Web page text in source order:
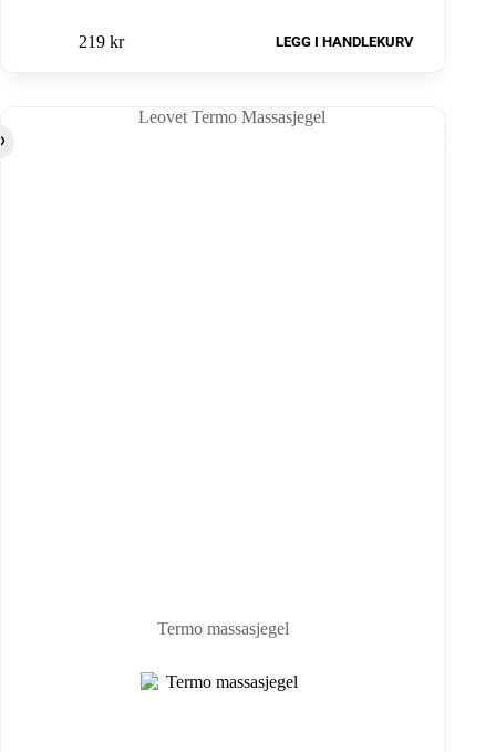
219 kr LEGG I HANDLEKURV
Termo massasjegel